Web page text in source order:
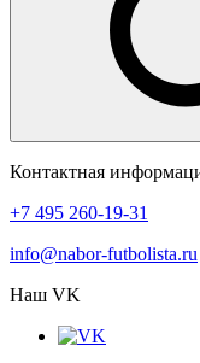
Контактная
+7 495 260-19-31
info@nabor-futbolista.ru
Наш VK